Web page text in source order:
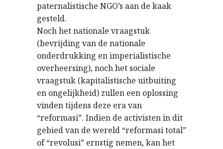
paternalistische NGO’s aan de kaak
gesteld.
Noch het nationale vraagstuk
(bevrijding van de nationale
onderdrukking en imperialistische
overheersing), noch het sociale
vraagstuk (kapitalistische uitbuiting
en ongelijkheid) zullen een oplossing
vinden tijdens deze era van
“reformasi”. Indien de activisten in dit
gebied van de wereld “reformasi total”
of “revolusi” ernstig nemen, kan het